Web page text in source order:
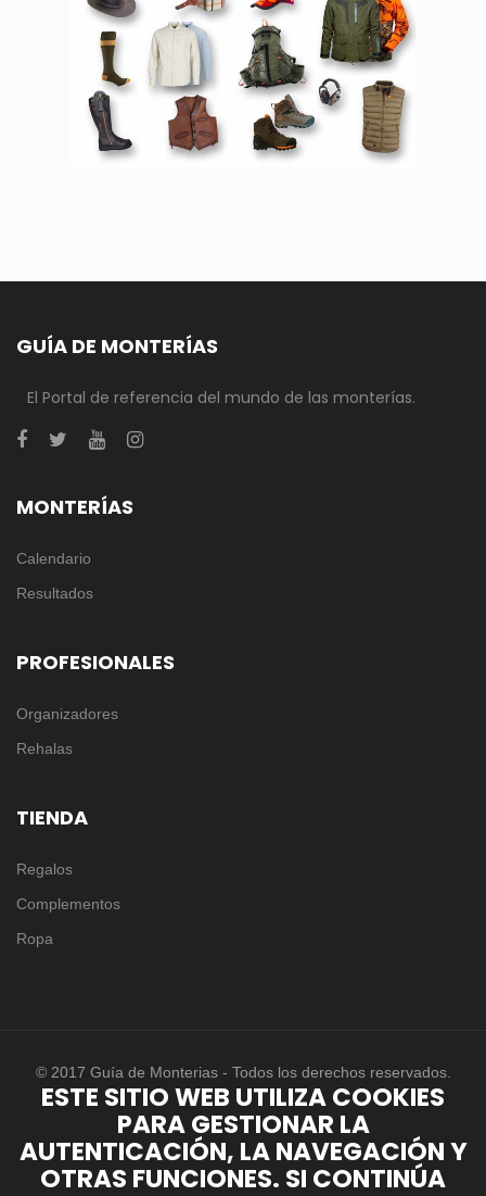
GUÍA DE MONTERÍAS
El Portal de referencia del mundo de las monterías.
MONTERÍAS
Calendario
Resultados
PROFESIONALES
Organizadores
Rehalas
TIENDA
Regalos
Complementos
Ropa
© 2017 Guía de Monterias - Todos los derechos reservados.
ESTE SITIO WEB UTILIZA COOKIES
PARA GESTIONAR LA
AUTENTICACIÓN, LA NAVEGACIÓN Y
OTRAS FUNCIONES. SI CONTINÚA